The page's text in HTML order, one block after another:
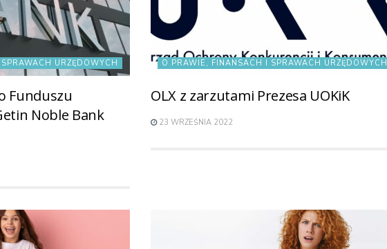
URZĘDOWYCH
Funduszu
Noble Bank
O PRAWIE, FINANSACH I SPRAWACH URZĘDOWYCH
OLX z zarzutami Prezesa UOKiK
23 WRZEŚNIA 2022